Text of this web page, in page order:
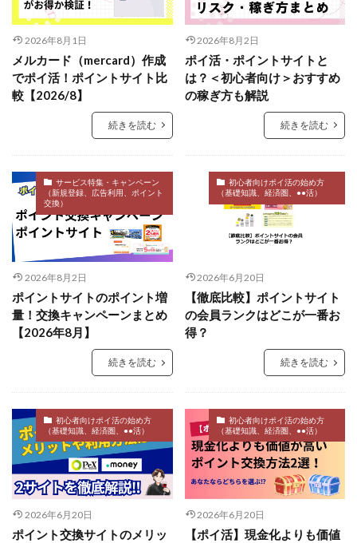
2026年8月1日
メルカード（mercard）作成
でポイ活！ポイントサイト比
較【2026/8】
続きを読む
2026年8月2日
ポイ活・ポイントサイトと
は？＜初心者向け＞おすすめ
の稼ぎ方も解説
続きを読む
サービス特集・キャンペーン
（新規登録、広告利用、ポイント
交換）
2026年8月2日
ポイントサイトのポイント増
量！交換キャンペーンまとめ
【2026年8月】
続きを読む
初心者向けポイ活の始め方
（基礎知識、経済圏、●●活）
2026年6月20日
【徹底比較】ポイントサイト
の会員ランクはどこが一番お
得？
続きを読む
初心者向けポイ活の始め方
（基礎知識、経済圏、●●活）
2026年6月20日
ポイント交換サイトのメリッ
初心者向けポイ活の始め方
（基礎知識、経済圏、●●活）
2026年6月20日
【ポイ活】現金化よりも価値